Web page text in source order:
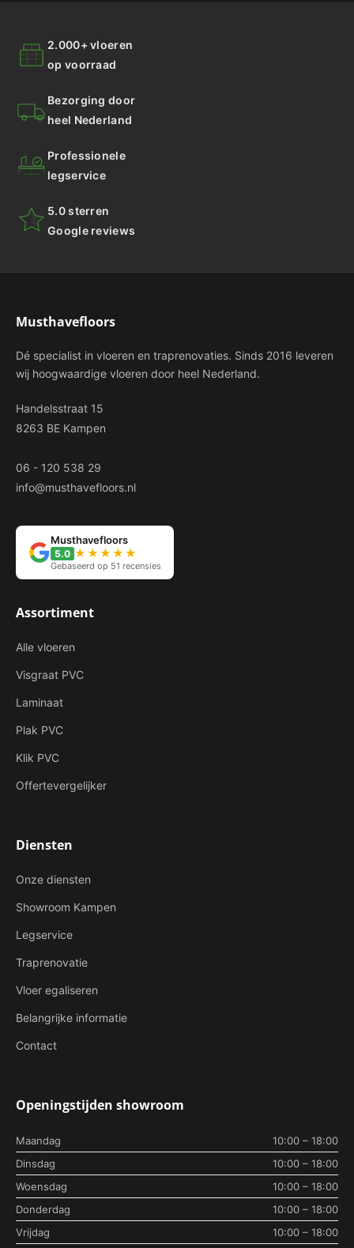
2.000+ vloeren
op voorraad
Bezorging door
heel Nederland
Professionele
legservice
5.0 sterren
Google reviews
Musthavefloors
Dé specialist in vloeren en traprenovaties. Sinds 2016 leveren
wij hoogwaardige vloeren door heel Nederland.
Handelsstraat 15
8263 BE Kampen
06 - 120 538 29
info@musthavefloors.nl
Musthavefloors
5.0 ★★★★★
Gebaseerd op 51 recensies
Assortiment
Alle vloeren
Visgraat PVC
Laminaat
Plak PVC
Klik PVC
Offertevergelijker
Diensten
Onze diensten
Showroom Kampen
Legservice
Traprenovatie
Vloer egaliseren
Belangrijke informatie
Contact
Openingstijden showroom
Maandag
10:00 – 18:00
Dinsdag
10:00 – 18:00
Woensdag
10:00 – 18:00
Donderdag
10:00 – 18:00
Vrijdag
10:00 – 18:00